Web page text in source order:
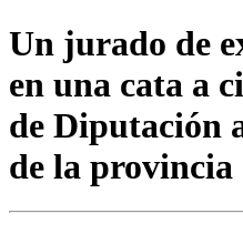
Un jurado de
en una cata a
de Diputación
de la provincia